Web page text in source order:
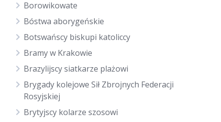
Borowikowate
Bóstwa aborygeńskie
Botswańscy biskupi katoliccy
Bramy w Krakowie
Brazylijscy siatkarze plażowi
Brygady kolejowe Sił Zbrojnych Federacji
Rosyjskiej
Brytyjscy kolarze szosowi